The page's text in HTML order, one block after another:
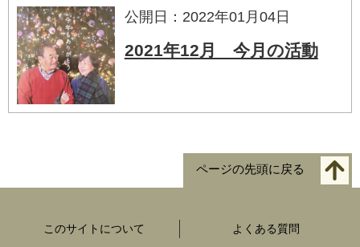
公開日：2022年01月04日
2021年12月 今月の活動
ページの先頭に戻る
このサイトについて よくある質問